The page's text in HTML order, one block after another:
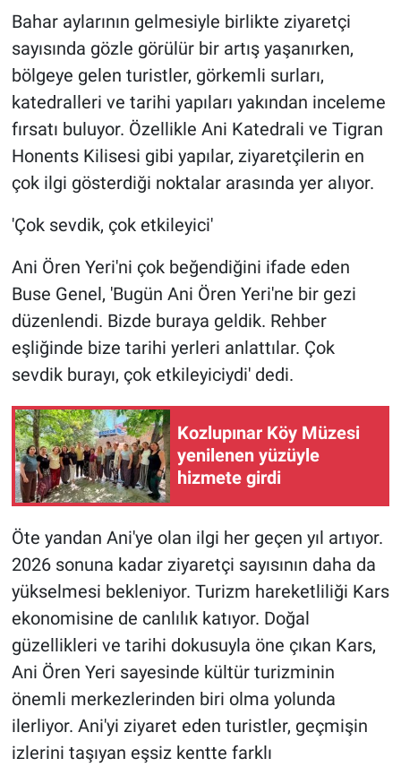
Bahar aylarının gelmesiyle birlikte ziyaretçi
sayısında gözle görülür bir artış yaşanırken,
bölgeye gelen turistler, görkemli surları,
katedralleri ve tarihi yapıları yakından inceleme
fırsatı buluyor. Özellikle Ani Katedrali ve Tigran
Honents Kilisesi gibi yapılar, ziyaretçilerin en
çok ilgi gösterdiği noktalar arasında yer alıyor.
'Çok sevdik, çok etkileyici'
Ani Ören Yeri'ni çok beğendiğini ifade eden
Buse Genel, 'Bugün Ani Ören Yeri'ne bir gezi
düzenlendi. Bizde buraya geldik. Rehber
eşliğinde bize tarihi yerleri anlattılar. Çok
sevdik burayı, çok etkileyiciydi' dedi.
Kozlupınar Köy Müzesi
yenilenen yüzüyle
hizmete girdi
Öte yandan Ani'ye olan ilgi her geçen yıl artıyor.
2026 sonuna kadar ziyaretçi sayısının daha da
yükselmesi bekleniyor. Turizm hareketliliği Kars
ekonomisine de canlılık katıyor. Doğal
güzellikleri ve tarihi dokusuyla öne çıkan Kars,
Ani Ören Yeri sayesinde kültür turizminin
önemli merkezlerinden biri olma yolunda
ilerliyor. Ani'yi ziyaret eden turistler, geçmişin
izlerini taşıyan eşsiz kentte farklı